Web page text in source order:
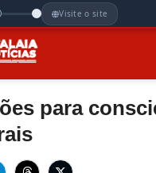
Visite o site
para